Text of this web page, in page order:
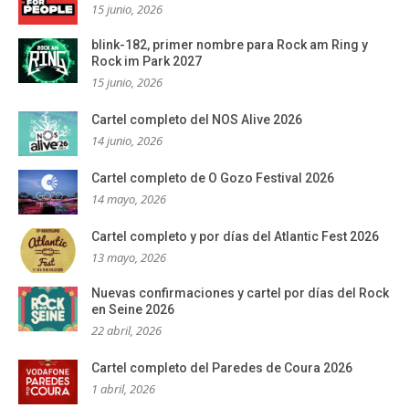
15 junio, 2026
blink-182, primer nombre para Rock am Ring y
Rock im Park 2027
15 junio, 2026
Cartel completo del NOS Alive 2026
14 junio, 2026
Cartel completo de O Gozo Festival 2026
14 mayo, 2026
Cartel completo y por días del Atlantic Fest 2026
13 mayo, 2026
Nuevas confirmaciones y cartel por días del Rock
en Seine 2026
22 abril, 2026
Cartel completo del Paredes de Coura 2026
1 abril, 2026